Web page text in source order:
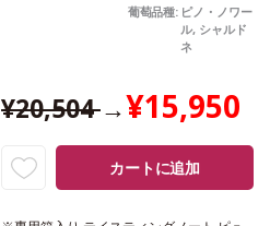
葡萄品種: ピノ・ノワー
ル, シャルド
ネ
¥20,504→¥15,950
カートに追加